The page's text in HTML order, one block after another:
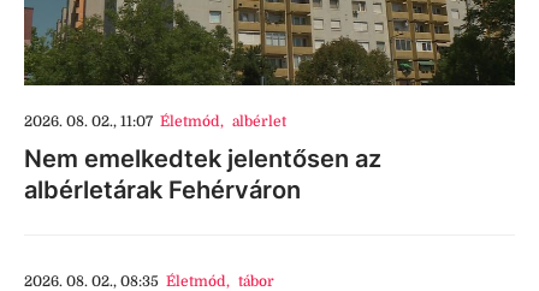
2026. 08. 02., 11:07 Életmód, albérlet
Nem emelkedtek jelentősen az
albérletárak Fehérváron
2026. 08. 02., 08:35 Életmód, tábor